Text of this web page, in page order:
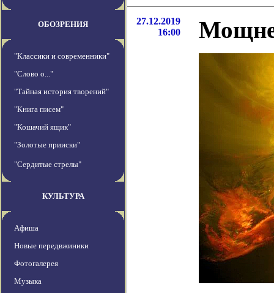
ОБОЗРЕНИЯ
"Классики и современники"
"Слово о..."
"Тайная история творений"
"Книга писем"
"Кошачий ящик"
"Золотые прииски"
"Сердитые стрелы"
КУЛЬТУРА
Афиша
Новые передвжиники
Фотогалерея
Музыка
27.12.2019
16:00